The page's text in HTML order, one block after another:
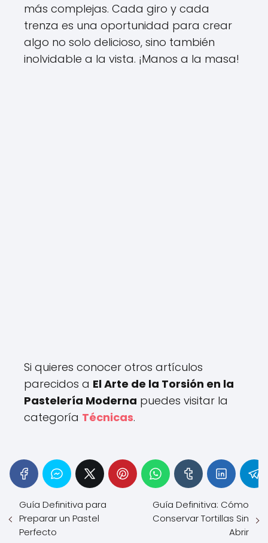
más complejas. Cada giro y cada
trenza es una oportunidad para crear
algo no solo delicioso, sino también
inolvidable a la vista. ¡Manos a la masa!
Si quieres conocer otros artículos
parecidos a El Arte de la Torsión en la
Pastelería Moderna puedes visitar la
categoría Técnicas.
Guía Definitiva para
Preparar un Pastel
Perfecto
Guía Definitiva: Cómo
Conservar Tortillas Sin
Abrir